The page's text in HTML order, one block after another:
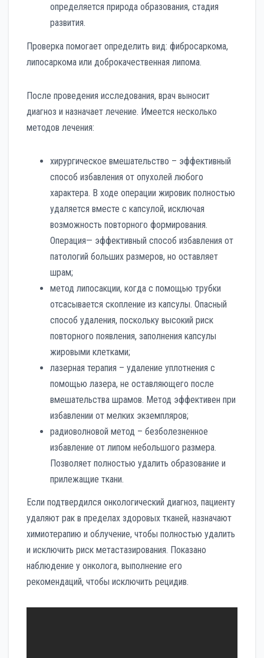
определяется природа образования, стадия
развития.
Проверка помогает определить вид: фибросаркома,
липосаркома или доброкачественная липома.
После проведения исследования, врач выносит
диагноз и назначает лечение. Имеется несколько
методов лечения:
хирургическое вмешательство – эффективный
способ избавления от опухолей любого
характера. В ходе операции жировик полностью
удаляется вместе с капсулой, исключая
возможность повторного формирования.
Операция— эффективный способ избавления от
патологий больших размеров, но оставляет
шрам;
метод липосакции, когда с помощью трубки
отсасывается скопление из капсулы. Опасный
способ удаления, поскольку высокий риск
повторного появления, заполнения капсулы
жировыми клетками;
лазерная терапия – удаление уплотнения с
помощью лазера, не оставляющего после
вмешательства шрамов. Метод эффективен при
избавлении от мелких экземпляров;
радиоволновой метод – безболезненное
избавление от липом небольшого размера.
Позволяет полностью удалить образование и
прилежащие ткани.
Если подтвердился онкологический диагноз, пациенту
удаляют рак в пределах здоровых тканей, назначают
химиотерапию и облучение, чтобы полностью удалить
и исключить риск метастазирования. Показано
наблюдение у онколога, выполнение его
рекомендаций, чтобы исключить рецидив.